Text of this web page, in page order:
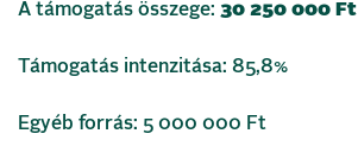
A támogatás összege: 30 250 000 Ft
Támogatás intenzitása: 85,8%
Egyéb forrás: 5 000 000 Ft